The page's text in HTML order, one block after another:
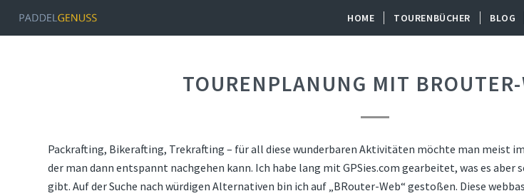
HOME TOURENBÜCHER BLOG
TOURENPLANUNG MIT
Packrafting, Bikerafting, Trekrafting – für all diese wunderbaren Aktivitäten möchte man meist
der man dann entspannt nachgehen kann. Ich habe lang mit GPSies.com gearbeitet, was es
gibt. Auf der Suche nach würdigen Alternativen bin ich auf „BRouter-Web“ gestoßen. Diese